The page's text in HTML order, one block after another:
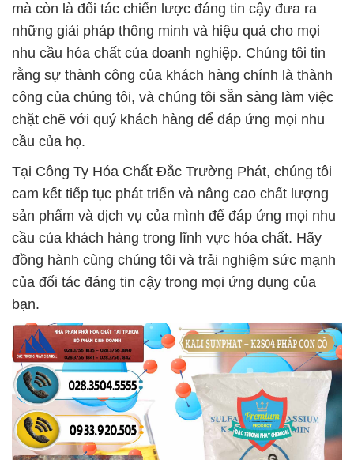
mà còn là đối tác chiến lược đáng tin cậy đưa ra
những giải pháp thông minh và hiệu quả cho mọi
nhu cầu hóa chất của doanh nghiệp. Chúng tôi tin
rằng sự thành công của khách hàng chính là thành
công của chúng tôi, và chúng tôi sẵn sàng làm việc
chặt chẽ với quý khách hàng để đáp ứng mọi nhu
cầu của họ.
Tại Công Ty Hóa Chất Đắc Trường Phát, chúng tôi
cam kết tiếp tục phát triển và nâng cao chất lượng
sản phẩm và dịch vụ của mình để đáp ứng mọi nhu
cầu của khách hàng trong lĩnh vực hóa chất. Hãy
đồng hành cùng chúng tôi và trải nghiệm sức mạnh
của đối tác đáng tin cậy trong mọi ứng dụng của
bạn.